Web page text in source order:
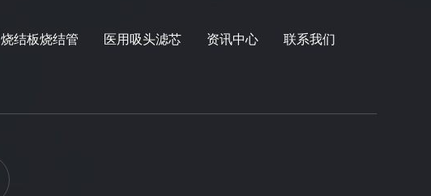
烧结板烧结管 医用吸头滤芯 资讯中心 联系我们